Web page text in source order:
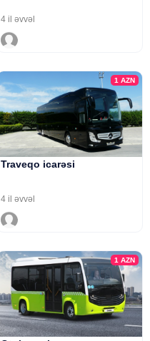
4 il əvvəl
1 AZN
Traveqo icarəsi
4 il əvvəl
1 AZN